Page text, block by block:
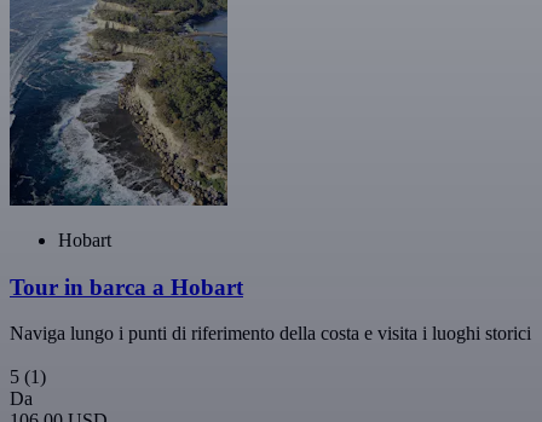
Hobart
Tour in barca a Hobart
Naviga lungo i punti di riferimento della costa e visita i luoghi storici
5 (1)
Da